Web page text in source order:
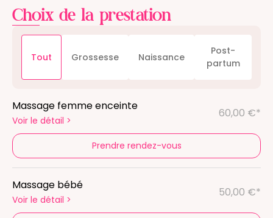
Choix de la prestation
Tout Grossesse Naissance
Post-
partum
Massage femme enceinte
Voir le détail >
60,00 €*
Prendre rendez-vous
Massage bébé
Voir le détail >
50,00 €*